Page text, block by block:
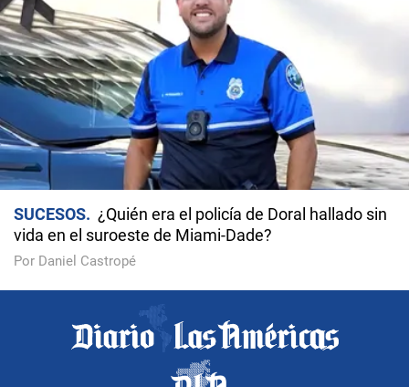
SUCESOS
¿Quién era el policía de Doral hallado sin
vida en el suroeste de Miami-Dade?
Por Daniel Castropé